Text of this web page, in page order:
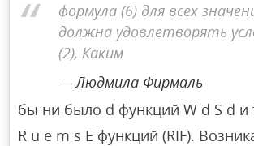
формула (6) для всех
должна удовлетворять
(2), Каким
Людмила Фирмаль
бы ни было d функций W d S d и
R u e m s E функций (RIF).